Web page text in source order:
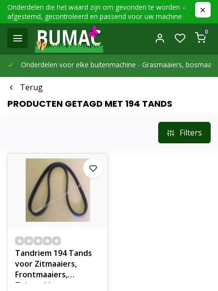
Onderdelen die het waard zijn om gevonden te worden –
afgestemd, gecontroleerd en passend voor uw machine
0
Onderdelen voor elke buitenmachine - Grasmaaiers,
Terug
PRODUCTEN GETAGD MET 194 TANDS
Filters
Tandriem 194 Tands
voor Zitmaaiers,
Frontmaaiers,
Tuintrekkers,